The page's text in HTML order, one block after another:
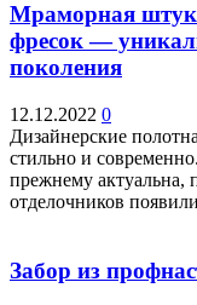
Мраморная
фресок —
поколения
12.12.2022 0
Дизайнерские
стильно и
прежнему актуальна,
отделочников
Забор из